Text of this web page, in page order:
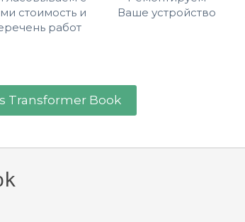
стоимость и
работ
Ваше устройство
Transformer Book